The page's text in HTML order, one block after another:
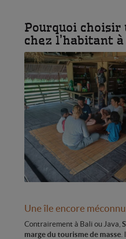
Pourquoi choisir
chez l’habitant
Une île encore
Contrairement à Bali ou Java,
marge du tourisme de masse.